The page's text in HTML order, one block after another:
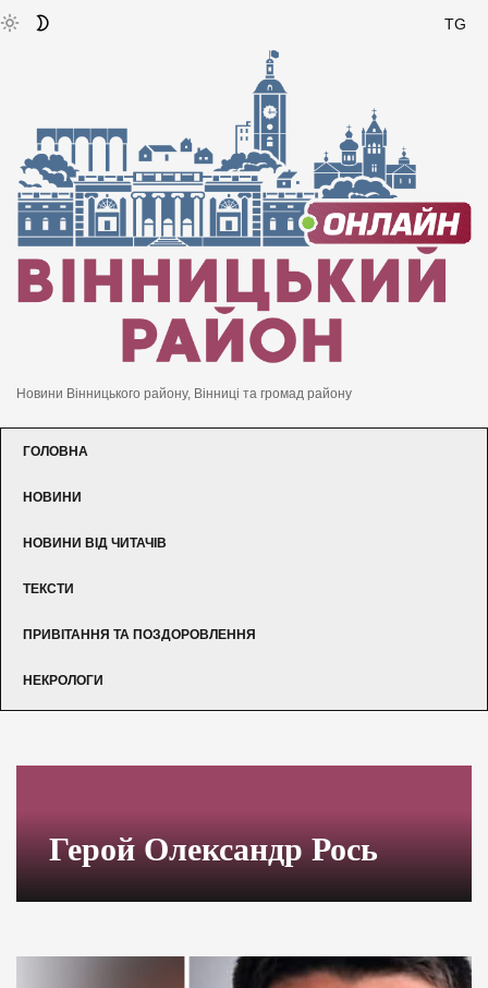
TG
Новини Вінницького району, Вінниці та громад району
ГОЛОВНА
НОВИНИ
НОВИНИ ВІД ЧИТАЧІВ
ТЕКСТИ
ПРИВІТАННЯ ТА ПОЗДОРОВЛЕННЯ
НЕКРОЛОГИ
Герой Олександр Рось